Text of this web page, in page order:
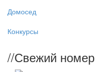
Домосед
Конкурсы
//Свежий номер